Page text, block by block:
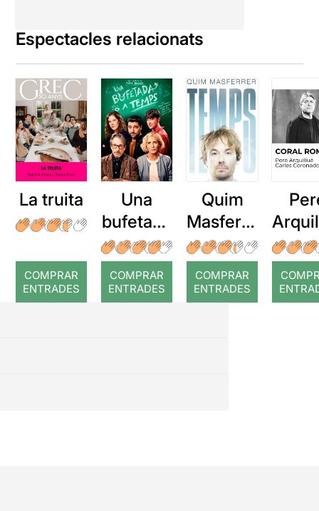
Espectacles relacionats
La truita
COMPRAR
ENTRADES
Una
bufetada
a temps
COMPRAR
ENTRADES
Quim
Masferre
r: Temps
COMPRAR
ENTRADES
: